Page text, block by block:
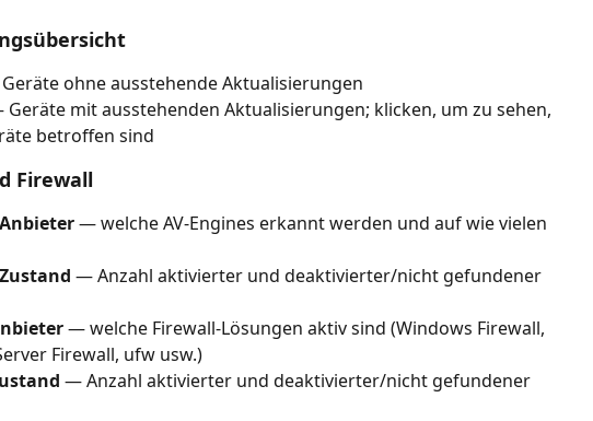
ohne ausstehende Aktualisierungen
mit ausstehenden Aktualisierungen; klicken, um zu sehen,
betroffen sind
Firewall
— welche AV-Engines erkannt werden und auf wie vielen
— Anzahl aktivierter und deaktivierter/nicht gefundener
— welche Firewall-Lösungen aktiv sind (Windows Firewall,
Firewall, ufw usw.)
— Anzahl aktivierter und deaktivierter/nicht gefundener